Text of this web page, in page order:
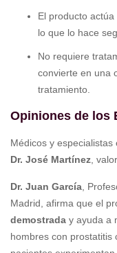
El producto actúa
lo que lo hace
No requiere
convierte en una
tratamiento.
Opiniones de los
Médicos y
Dr. José Martínez ,
Dr. Juan García ,
Madrid, afirma que el
demostrada y ayuda a
hombres con prostatitis